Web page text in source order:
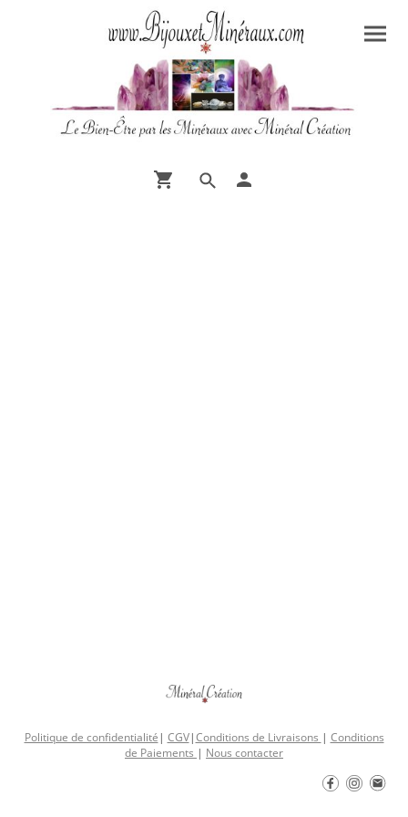
Politique de confidentialité | CGV|Conditions de Livraisons | Conditions
de Paiements | Nous contacter